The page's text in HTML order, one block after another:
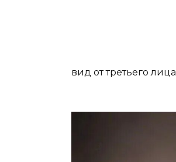
вид от третьего лица